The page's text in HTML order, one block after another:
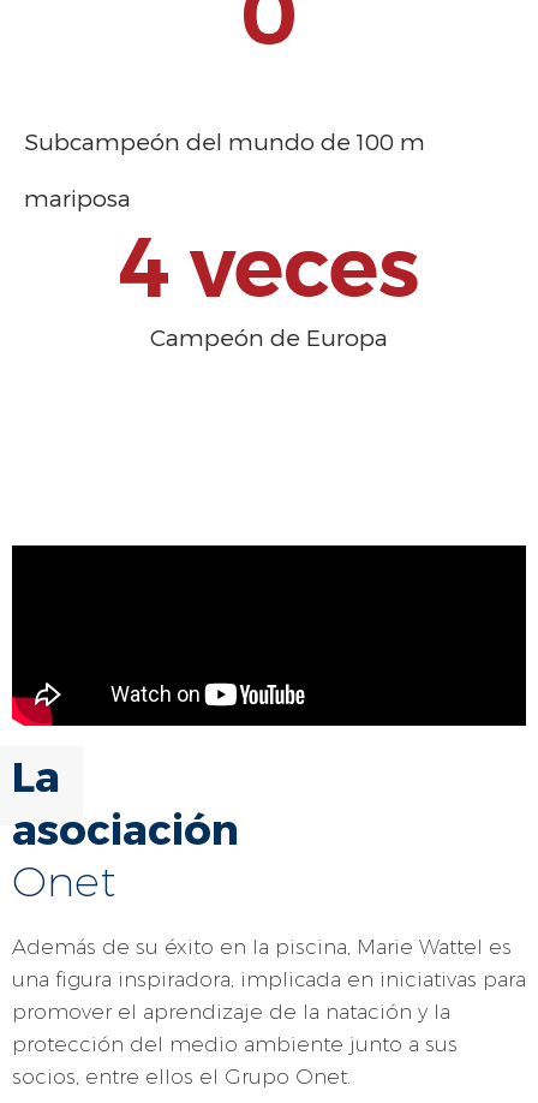
Subcampeón del mundo de 100 m
mariposa
Campeón de Europa
4 veces
La
asociación
Onet
Además de su éxito en la piscina, Marie Wattel es
una figura inspiradora, implicada en iniciativas para
promover el aprendizaje de la natación y la
protección del medio ambiente junto a sus
socios, entre ellos el Grupo Onet.